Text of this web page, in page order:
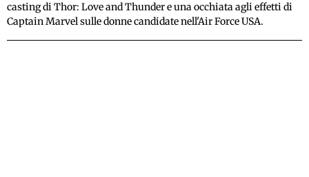
casting di Thor: Love and Thunder e una occhiata agli effetti di
Captain Marvel sulle donne candidate nell'Air Force USA.